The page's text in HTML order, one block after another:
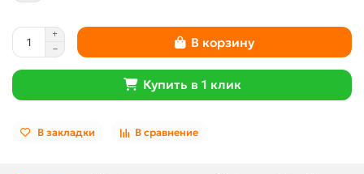
В корзину
Купить в 1 клик
В закладки В сравнение